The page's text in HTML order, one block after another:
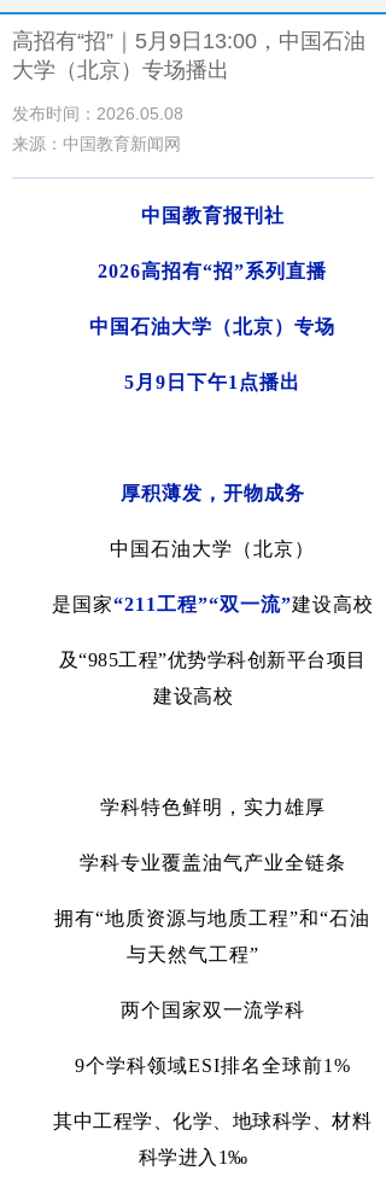
高招有“招”｜5月9日13:00，中国石油
大学（北京）专场播出
发布时间：2026.05.08
来源：中国教育新闻网
中国教育报刊社
2026高招有“招”系列直播
中国石油大学（北京） 专场
5 月 9 日下午1 点播出
厚积薄发，开物成务
中国石油大学（北京）
是国家“211工程”“双一流”建设高校
及“985工程”优势学科创新平台项目
建设高校
学科特色鲜明，实力雄厚
学科专业覆盖油气产业全链条
拥有“地质资源与地质工程”和“石油
与天然气工程”
两个国家双一流学科
9个学科领域ESI排名全球前1%
其中工程学、化学、地球科学、材料
科学进入 1‰